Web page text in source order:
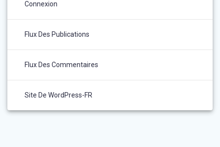
Connexion
Flux Des Publications
Flux Des Commentaires
Site De WordPress-FR